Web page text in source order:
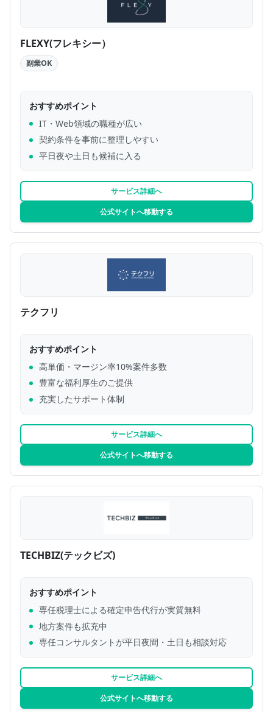
FLEXY(フレキシー）
副業OK
おすすめポイント
IT・Web領域の職種が広い
契約条件を事前に整理しやすい
平日夜や土日も候補に入る
サービス詳細へ
公式サイトへ移動する
テクフリ
おすすめポイント
高単価・マージン率10%案件多数
豊富な福利厚生のご提供
充実したサポート体制
サービス詳細へ
公式サイトへ移動する
TECHBIZ(テックビズ)
おすすめポイント
専任税理士による確定申告代行が実質無料
地方案件も拡充中
専任コンサルタントが平日夜間・土日も相談対応
サービス詳細へ
公式サイトへ移動する